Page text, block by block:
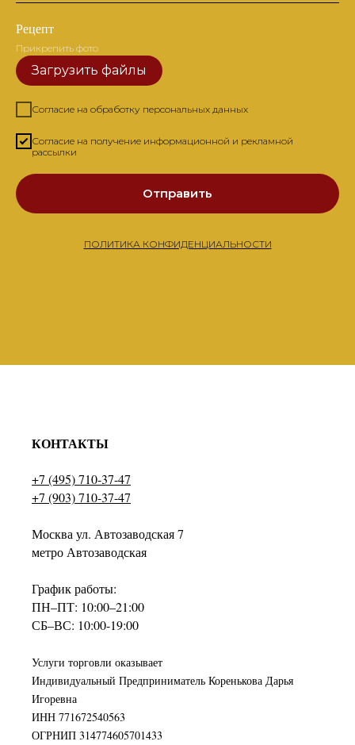
Рецепт
Прикрепить фото
Загрузить файлы
Согласие на обработку персональных данных
Согласие на получение информационной и рекламной
рассылки
Отправить
ПОЛИТИКА КОНФИДЕНЦИАЛЬНОСТИ
КОНТАКТЫ
+7 (495) 710-37-47
+7 (903) 710-37-47
Москва ул. Автозаводская 7
метро Автозаводская
График работы:
ПН–ПТ: 10:00–21:00
СБ–ВС: 10:00-19:00
Услуги торговли оказывает
Индивидуальный Предприниматель Коренькова Дарья
Игоревна
ИНН 771672540563
ОГРНИП 314774605701433